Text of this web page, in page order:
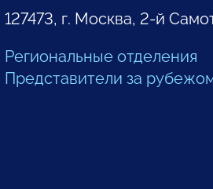
127473, г. Москва, 2-й
Региональные отделения
Представители за